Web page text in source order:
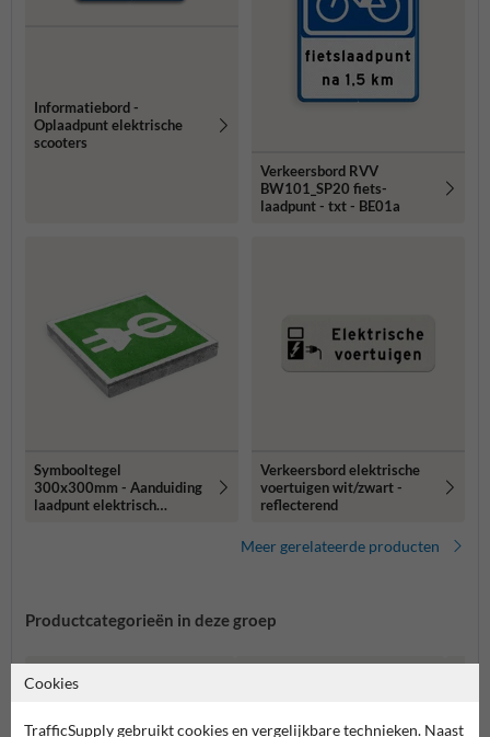
Informatiebord -
Oplaadpunt elektrische
scooters
Verkeersbord RVV
BW101_SP20 fiets-
laadpunt - txt - BE01a
Symbooltegel
300x300mm - Aanduiding
laadpunt elektrisch
Verkeersbord elektrische
voertuigen wit/zwart -
reflecterend
Meer gerelateerde producten
Productcategorieën in deze groep
Cookies
TrafficSupply gebruikt cookies en vergelijkbare technieken. Naast